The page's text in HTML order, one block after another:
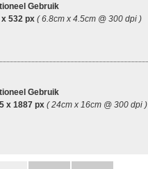
Gebruik
x 532 px ( 6.8cm x 4.5cm @ 300 dpi )
Gebruik
x 1887 px ( 24cm x 16cm @ 300 dpi )